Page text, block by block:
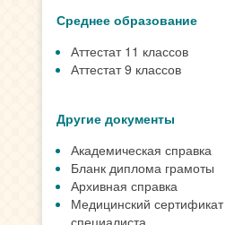
Среднее образование
Аттестат 11 классов
Аттестат 9 классов
Другие документы
Академическая справка
Бланк диплома грамоты
Архивная справка
Медицинский сертификат
специалиста